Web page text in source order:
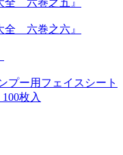
全 六巻之五』
全 六巻之六』
プー用フェイスシート
枚入